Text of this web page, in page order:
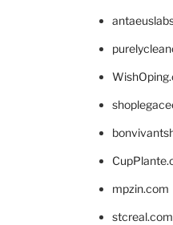
mpzin.com
stcreal.com